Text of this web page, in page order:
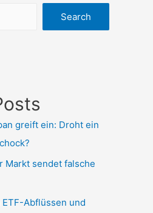
Search
greift ein: Droht ein
Markt sendet falsche
Abflüssen und